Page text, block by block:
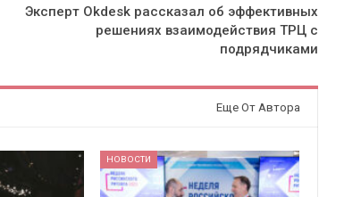
Эксперт Okdesk рассказал об эффективных
решениях взаимодействия ТРЦ с
подрядчиками
Еще От Автора
НОВОСТИ